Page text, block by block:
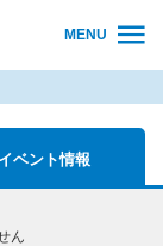
MENU
ベント情報
ん